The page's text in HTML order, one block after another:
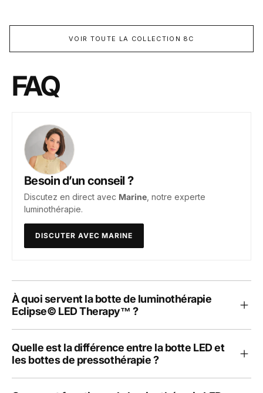
VOIR TOUTE LA COLLECTION 8C
FAQ
Besoin d’un conseil ?
Discutez en direct avec Marine , notre experte
luminothérapie.
DISCUTER AVEC MARINE
À quoi servent la botte de luminothérapie
Eclipse© LED Therapy™ ?
Quelle est la différence entre la botte LED et
les bottes de pressothérapie ?